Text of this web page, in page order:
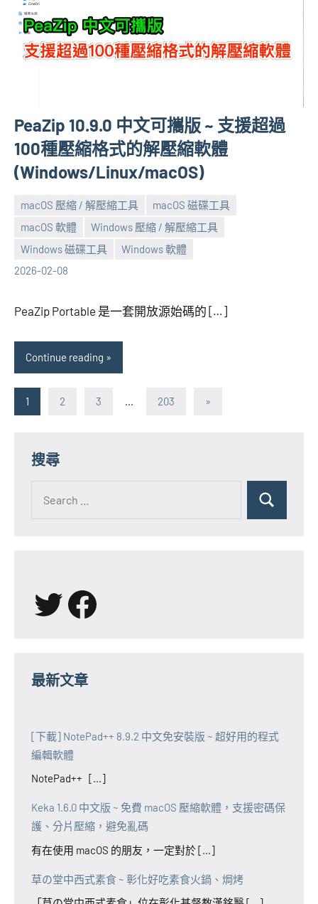
PeaZip 10.9.0 中文可攜版 ~ 支援超過
100種壓縮格式的解壓縮軟體
(Windows/Linux/macOS)
macOS 壓縮 / 解壓縮工具
macOS 磁碟工具
macOS 軟體
Windows 壓縮 / 解壓縮工具
Windows 磁碟工具
Windows 軟體
2026-02-08
張
海
No
comments
PeaZip Portable 是一套開放源始碼的 […]
Continue reading
文
分
頁
1 2 3 ... 203
Next
»
搜尋
for:
Search
X Facebook
最新文章
[下載] NotePad++ 8.9.2 中文免安裝版 ~ 超好用的程式
編輯軟體
NotePad++ [...]
Keka 1.6.0 中文版 ~ 免費 macOS 壓縮軟體，支援密碼保
護、分片壓縮，避免亂碼
有在使用 macOS 的朋友，一定對於 [...]
草の堂中西式素食 ~ 彰化好吃素食火鍋、焗烤